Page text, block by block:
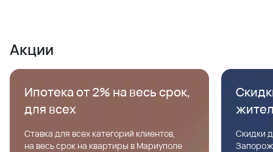
Акции
Ипотека от 2% на весь срок,
для всех
Ставка для всех категорий клиентов,
на весь срок на квартиры в Мариуполе
Скидки